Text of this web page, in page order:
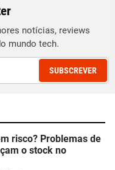
notícias, reviews
mundo tech.
SUBSCREVER
risco? Problemas de
o stock no